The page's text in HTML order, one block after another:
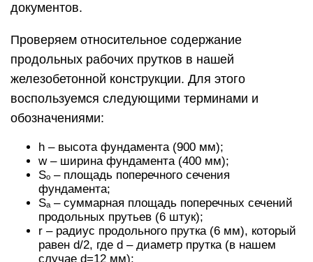
документов.
Проверяем относительное содержание
продольных рабочих прутков в нашей
железобетонной конструкции. Для этого
воспользуемся следующими терминами и
обозначениями:
h – высота фундамента (900 мм);
w – ширина фундамента (400 мм);
Sₒ – площадь поперечного сечения
фундамента;
Sₐ – суммарная площадь поперечных сечений
продольных прутьев (6 штук);
r – радиус продольного прутка (6 мм), который
равен d/2, где d – диаметр прутка (в нашем
случае d=12 мм);